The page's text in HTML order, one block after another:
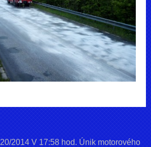
20/2014 V 17:58 hod. Únik motorového